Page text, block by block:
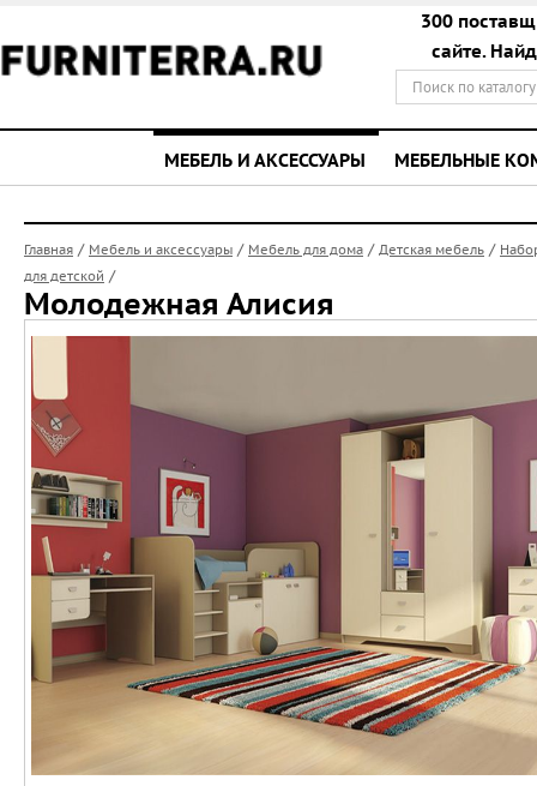
300
сайте.
МЕБЕЛЬ И АКСЕССУАРЫ МЕБЕЛЬНЫЕ
Главная / Мебель и аксессуары / Мебель для дома / Детская мебель /
для детской /
Молодежная Алисия